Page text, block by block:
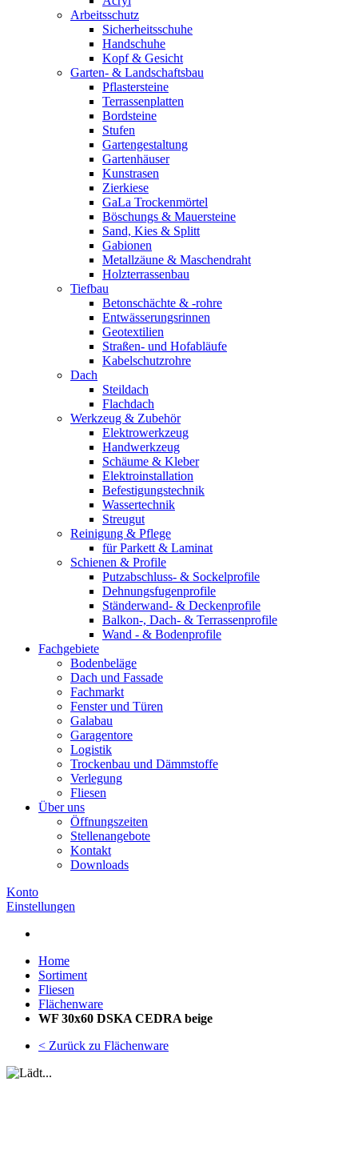
Arbeitsschutz
Sicherheitsschuhe
Handschuhe
Kopf & Gesicht
Garten- & Landschaftsbau
Pflastersteine
Terrassenplatten
Bordsteine
Stufen
Gartengestaltung
Gartenhäuser
Kunstrasen
Zierkiese
GaLa Trockenmörtel
Böschungs & Mauersteine
Sand, Kies & Splitt
Gabionen
Metallzäune & Maschendraht
Holzterrassenbau
Tiefbau
Betonschächte & -rohre
Entwässerungsrinnen
Geotextilien
Straßen- und Hofabläufe
Kabelschutzrohre
Dach
Steildach
Flachdach
Werkzeug & Zubehör
Elektrowerkzeug
Handwerkzeug
Schäume & Kleber
Elektroinstallation
Befestigungstechnik
Wassertechnik
Streugut
Reinigung & Pflege
für Parkett & Laminat
Schienen & Profile
Putzabschluss- & Sockelprofile
Dehnungsfugenprofile
Ständerwand- & Deckenprofile
Balkon-, Dach- & Terrassenprofile
Wand - & Bodenprofile
Fachgebiete
Bodenbeläge
Dach und Fassade
Fachmarkt
Fenster und Türen
Galabau
Garagentore
Logistik
Trockenbau und Dämmstoffe
Verlegung
Fliesen
Über uns
Öffnungszeiten
Stellenangebote
Kontakt
Downloads
Konto
Einstellungen
Home
Sortiment
Fliesen
Flächenware
WF 30x60 DSKA CEDRA beige
< Zurück zu Flächenware